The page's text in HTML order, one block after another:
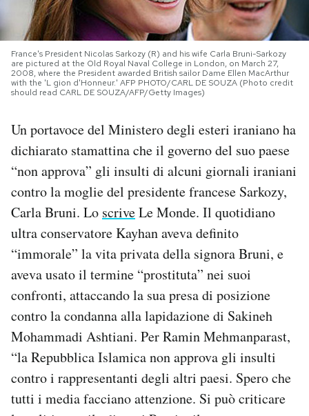
NEWSLETTER
I MIEI PREFERITI
SHOP
CALENDARIO
AREA PERSONALE
Area Personale
Newsletter
Notifiche mobile
Regala il Post
Hai bisogno di aiuto?
Esci
France's President Nicolas Sarkozy (R) and his wife Carla Bruni-Sarkozy
are pictured at the Old Royal Naval College in London, on March 27,
2008, where the President awarded British sailor Dame Ellen MacArthur
with the 'L gion d'Honneur.' AFP PHOTO/CARL DE SOUZA (Photo credit
should read CARL DE SOUZA/AFP/Getty Images)
Un portavoce del Ministero degli esteri iraniano ha
dichiarato stamattina che il governo del suo paese
“non approva” gli insulti di alcuni giornali iraniani
contro la moglie del presidente francese Sarkozy,
Carla Bruni. Lo scriveLe Monde. Il quotidiano
ultra conservatore Kayhan aveva definito
“immorale” la vita privata della signora Bruni, e
aveva usato il termine “prostituta” nei suoi
confronti, attaccando la sua presa di posizione
contro la condanna alla lapidazione di Sakineh
Mohammadi Ashtiani. Per Ramin Mehmanparast,
“la Repubblica Islamica non approva gli insulti
contro i rappresentanti degli altri paesi. Spero che
tutti i media facciano attenzione. Si può criticare